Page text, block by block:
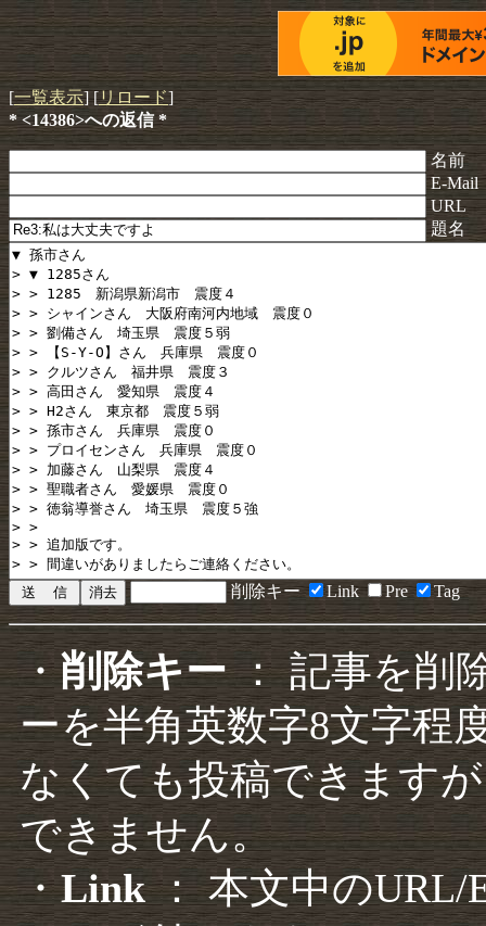
[一覧表示] [リロード]
* <14386>への返信 *
名前
E-Mail
URL
題名
削除キー Link Pre Tag
・削除キー： 記事を削
ーを半角英数字8文字程
なくても投稿できます
できません。
・Link： 本文中のURL/